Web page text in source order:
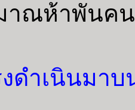
าณห้าพันคน
งดำเนินมา